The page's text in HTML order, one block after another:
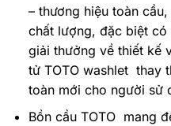
– thương hiệu toàn
chất lượng, đặc biệt
giải thưởng về thiết kế
tử TOTO washlet thay
toàn mới cho người sử
Bồn cầu TOTO mang